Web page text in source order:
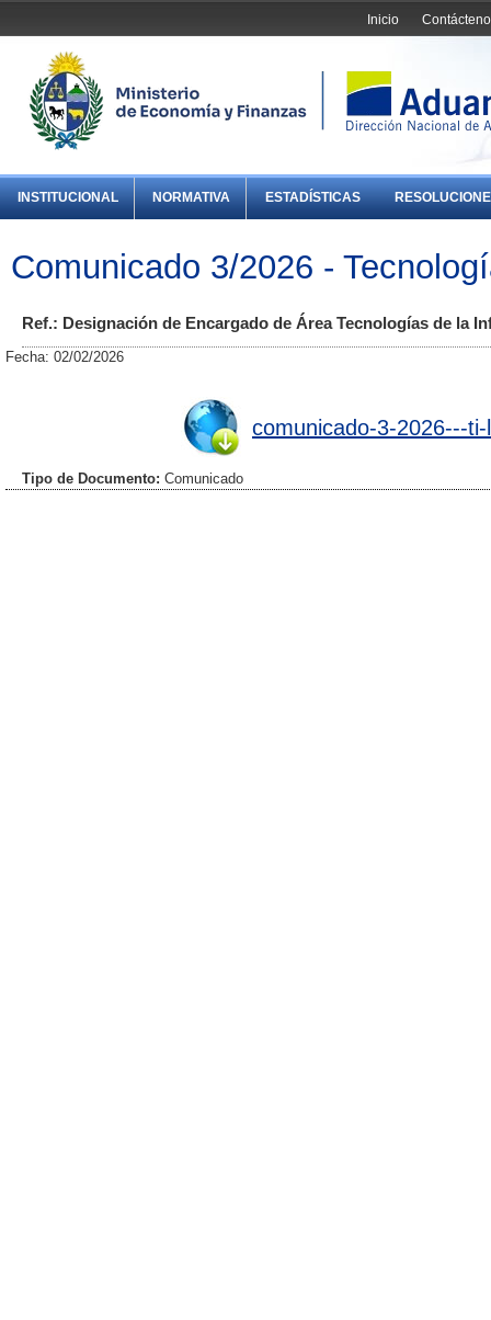
Inicio
INSTITUCIONAL NORMATIVA ESTADÍSTICAS
Comunicado 3/2026 -
Ref.: Designación de Encargado de Área Tecnologías de la
Fecha: 02/02/2026
comunicado-3-2026---
Tipo de Documento: Comunicado